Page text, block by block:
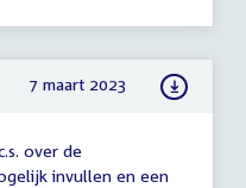
7 maart 2023
over de
invullen en een